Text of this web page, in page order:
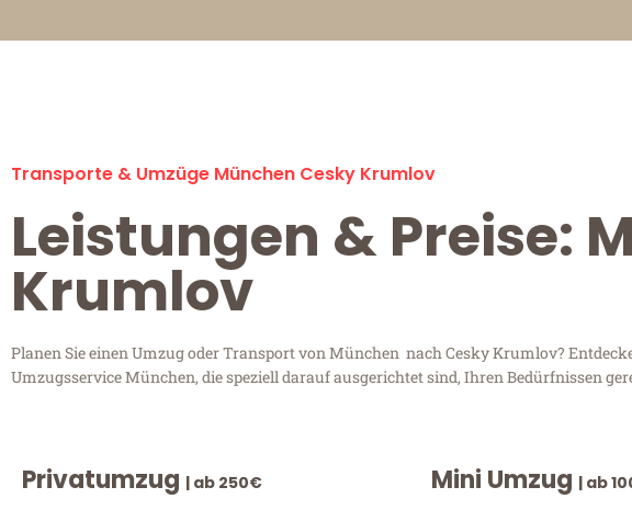
Transporte & Umzüge München Cesky Krumlov
Leistungen & Preise:
Krumlov
Planen Sie einen Umzug oder Transport von München nach Cesky Krumlov?
Umzugsservice München, die speziell darauf ausgerichtet sind, Ihren Bedürfnissen
Privatumzug | ab 250€ Mini Umzug | ab